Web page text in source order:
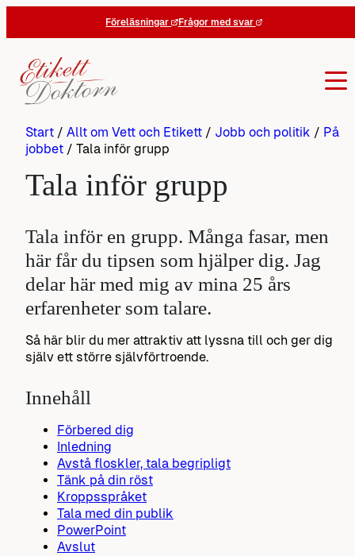
Föreläsningar Frågor med svar
Start / Allt om Vett och Etikett / Jobb och politik / På
jobbet / Tala inför grupp
Tala inför grupp
Tala inför en grupp. Många fasar, men
här får du tipsen som hjälper dig. Jag
delar här med mig av mina 25 års
erfarenheter som talare.
Så här blir du mer attraktiv att lyssna till och ger dig
själv ett större självförtroende.
Innehåll
Förbered dig
Inledning
Avstå floskler, tala begripligt
Tänk på din röst
Kroppsspråket
Tala med din publik
PowerPoint
Avslut